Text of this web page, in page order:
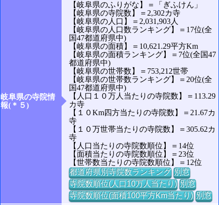
岐阜県の寺院情
報(＊５)
【岐阜県のふりがな】＝「ぎふけん」
【岐阜県の寺院数】＝2,302カ寺
【岐阜県の人口】＝2,031,903人
【岐阜県の人口数ランキング】＝17位(全
国47都道府県中)
【岐阜県の面積】＝10,621.29平方Km
【岐阜県の面積ランキング】＝7位(全国47
都道府県中)
【岐阜県の世帯数】＝753,212世帯
【岐阜県の世帯数ランキング】＝20位(全
国47都道府県中)
【人口１０万人当たりの寺院数】＝113.29
カ寺
【１０Km四方当たりの寺院数】＝21.67カ
寺
【１０万世帯当たりの寺院数】＝305.62カ
寺
【人口当たりの寺院数順位】＝14位
【面積当たりの寺院数順位】＝23位
【世帯数当たりの寺院数順位】＝12位
都道府県別寺院数ランキング 別窓
寺院数順位(人口10万人当たり) 別窓
寺院数順位(面積100平方Km当たり) 別窓